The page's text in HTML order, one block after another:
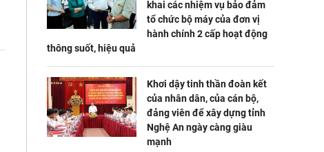
khai các nhiệm vụ bảo đảm
tổ chức bộ máy của đơn vị
hành chính 2 cấp hoạt động
thông suốt, hiệu quả
Khơi dậy tinh thần đoàn kết
của nhân dân, của cán bộ,
đảng viên để xây dựng tỉnh
Nghệ An ngày càng giàu
mạnh